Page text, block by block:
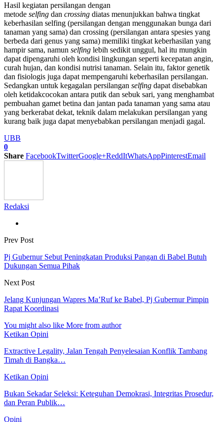
Hasil kegiatan persilangan dengan
metode selfing dan crossing diatas menunjukkan bahwa tingkat
keberhasilan selfing (persilangan dengan menggunakan bunga dari
tanaman yang sama) dan crossing (persilangan antara spesies yang
berbeda dari genus yang sama) memiliki tingkat keberhasilan yang
hampir sama, namun selfing lebih sedikit unggul, hal itu mungkin
dapat dipengaruhi oleh kondisi lingkungan seperti kecepatan angin,
curah hujan, dan kondisi nutrisi tanaman. Selain itu, faktor genetik
dan fisiologis juga dapat mempengaruhi keberhasilan persilangan.
Sedangkan untuk kegagalan persilangan selfing dapat disebabkan
oleh ketidakcocokan antara putik dan sebuk sari, yang menghambat
pembuahan gamet betina dan jantan pada tanaman yang sama atau
yang berkerabat dekat, teknik dalam melakukan persilangan yang
kurang baik juga dapat menyebabkan persilangan menjadi gagal.
UBB
0
Share FacebookTwitterGoogle+ReddItWhatsAppPinterestEmail
Redaksi
Prev Post
Pj Gubernur Sebut Peningkatan Produksi Pangan di Babel Butuh
Dukungan Semua Pihak
Next Post
Jelang Kunjungan Wapres Ma’Ruf ke Babel, Pj Gubernur Pimpin
Rapat Koordinasi
You might also like More from author
Ketikan Opini
Extractive Legality, Jalan Tengah Penyelesaian Konflik Tambang
Timah di Bangka…
Ketikan Opini
Bukan Sekadar Seleksi: Keteguhan Demokrasi, Integritas Prosedur,
dan Peran Publik…
Opini